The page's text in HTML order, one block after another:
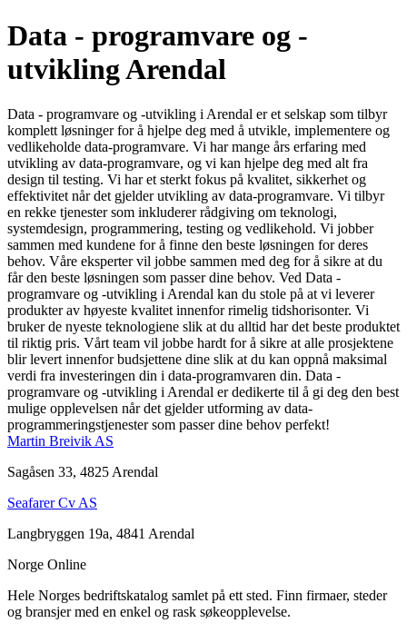
Data - programvare og -
utvikling Arendal
Data - programvare og -utvikling i Arendal er et selskap som tilbyr
komplett løsninger for å hjelpe deg med å utvikle, implementere og
vedlikeholde data-programvare. Vi har mange års erfaring med
utvikling av data-programvare, og vi kan hjelpe deg med alt fra
design til testing. Vi har et sterkt fokus på kvalitet, sikkerhet og
effektivitet når det gjelder utvikling av data-programvare. Vi tilbyr
en rekke tjenester som inkluderer rådgiving om teknologi,
systemdesign, programmering, testing og vedlikehold. Vi jobber
sammen med kundene for å finne den beste løsningen for deres
behov. Våre eksperter vil jobbe sammen med deg for å sikre at du
får den beste løsningen som passer dine behov. Ved Data -
programvare og -utvikling i Arendal kan du stole på at vi leverer
produkter av høyeste kvalitet innenfor rimelig tidshorisonter. Vi
bruker de nyeste teknologiene slik at du alltid har det beste produktet
til riktig pris. Vårt team vil jobbe hardt for å sikre at alle prosjektene
blir levert innenfor budsjettene dine slik at du kan oppnå maksimal
verdi fra investeringen din i data-programvaren din. Data -
programvare og -utvikling i Arendal er dedikerte til å gi deg den best
mulige opplevelsen når det gjelder utforming av data-
programmeringstjenester som passer dine behov perfekt!
Martin Breivik AS
Sagåsen 33, 4825 Arendal
Seafarer Cv AS
Langbryggen 19a, 4841 Arendal
Norge Online
Hele Norges bedriftskatalog samlet på ett sted. Finn firmaer, steder
og bransjer med en enkel og rask søkeopplevelse.